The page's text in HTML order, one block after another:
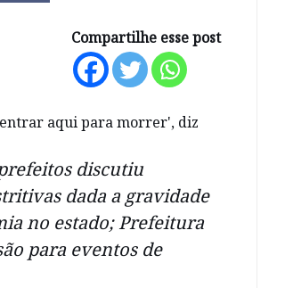
Compartilhe esse post
discutiu
dada a gravidade
no estado; Prefeitura
para eventos de